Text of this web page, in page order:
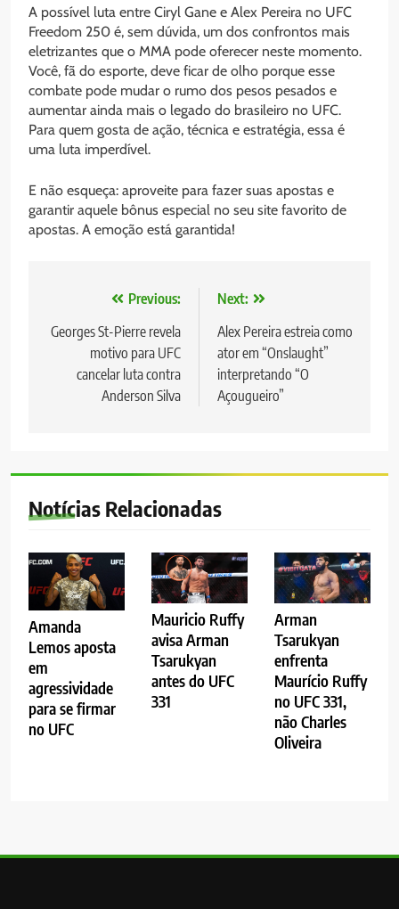
A possível luta entre Ciryl Gane e Alex Pereira no UFC
Freedom 250 é, sem dúvida, um dos confrontos mais
eletrizantes que o MMA pode oferecer neste momento.
Você, fã do esporte, deve ficar de olho porque esse
combate pode mudar o rumo dos pesos pesados e
aumentar ainda mais o legado do brasileiro no UFC.
Para quem gosta de ação, técnica e estratégia, essa é
uma luta imperdível.
E não esqueça: aproveite para fazer suas apostas e
garantir aquele bônus especial no seu site favorito de
apostas. A emoção está garantida!
Navegação
de
Post
Previous:
Georges St-Pierre revela
motivo para UFC
cancelar luta contra
Anderson Silva
Next:
Alex Pereira estreia como
ator em “Onslaught”
interpretando “O
Açougueiro”
Notícias Relacionadas
Amanda
Lemos aposta
em
agressividade
para se firmar
no UFC
Mauricio Ruffy
avisa Arman
Tsarukyan
antes do UFC
331
Arman
Tsarukyan
enfrenta
Maurício Ruffy
no UFC 331,
não Charles
Oliveira